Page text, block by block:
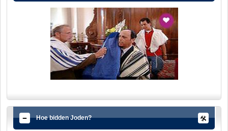
Hoe bidden Joden?